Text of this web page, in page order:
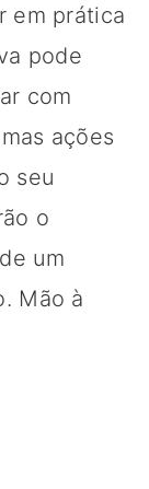
em prática
pode
com
ações
seu
o
um
Mão à